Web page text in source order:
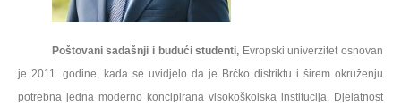
Poštovani sadašnji i budući studenti, Evropski univerzitet osnovan
je 2011. godine, kada se uvidjelo da je Brčko distriktu i širem okruženju
potrebna jedna moderno koncipirana visokoškolska institucija.
Djelatnost